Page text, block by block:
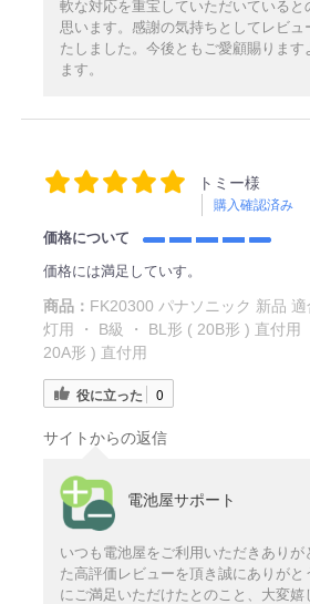
軟な対応を重宝していただいていると
思います。感謝の気持ちとしてレビュ
たしました。今後ともご愛顧賜りま
ます。
トミー様
購入確認済み
価格について
価格には満足していす。
商品： FK20300 パナソニック 新品
灯用 ・ B級 ・ BL形 ( 20B形 ) 直付用
20A形 ) 直付用
役に立った 0
サイトからの返信
電池屋サポート
いつも電池屋をご利用いただきありが
た高評価レビューを頂き誠にありがと
にご満足いただけたとのこと、大変嬉